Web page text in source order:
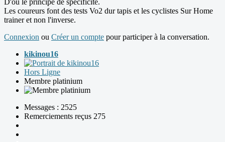
D'ou le principe de spécificité.
Les coureurs font des tests Vo2 dur tapis et les cyclistes Sur Home
trainer et non l'inverse.
Connexion ou Créer un compte pour participer à la conversation.
kikinou16
Hors Ligne
Membre platinium
Messages : 2525
Remerciements reçus 275